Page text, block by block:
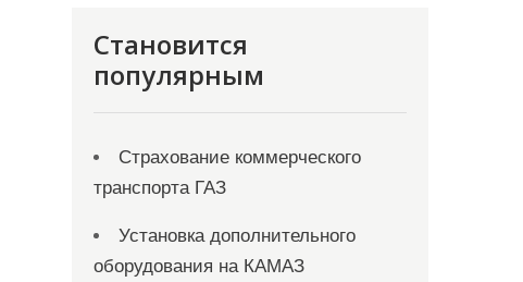
Становится
популярным
Страхование коммерческого
транспорта ГАЗ
Установка дополнительного
оборудования на КАМАЗ